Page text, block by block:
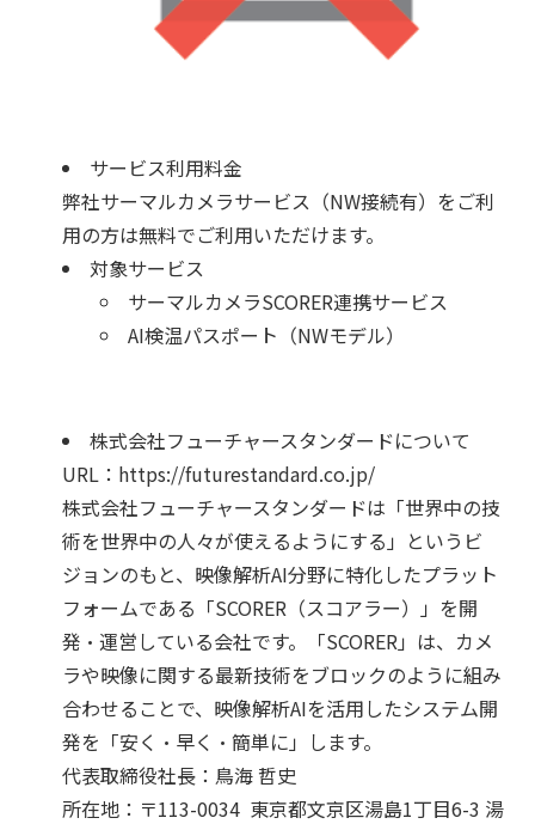
サービス利用料金
弊社サーマルカメラサービス（NW接続有）をご利
用の方は無料でご利用いただけます。
対象サービス
サーマルカメラSCORER連携サービス
AI検温パスポート（NWモデル）
株式会社フューチャースタンダードについて
URL：https://futurestandard.co.jp/
株式会社フューチャースタンダードは「世界中の技
術を世界中の人々が使えるようにする」というビ
ジョンのもと、映像解析AI分野に特化したプラット
フォームである「SCORER（スコアラー）」を開
発・運営している会社です。「SCORER」は、カメ
ラや映像に関する最新技術をブロックのように組み
合わせることで、映像解析AIを活用したシステム開
発を「安く・早く・簡単に」します。
代表取締役社長：鳥海 哲史
所在地：〒113-0034 東京都文京区湯島1丁目6-3 湯